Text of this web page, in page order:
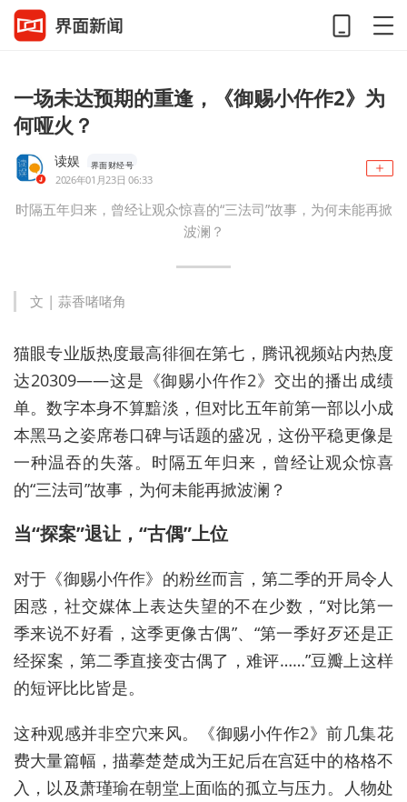
一场未达预期的重逢，《御赐小仵作2》为
何哑火？
读娱 界面财经号
2026年01月23日 06:33
时隔五年归来，曾经让观众惊喜的“三法司”故事，为何未能再掀
波澜？
文 | 蒜香啫啫角
猫眼专业版热度最高徘徊在第七，腾讯视频站内热度
达20309——这是《御赐小仵作2》交出的播出成绩
单。数字本身不算黯淡，但对比五年前第一部以小成
本黑马之姿席卷口碑与话题的盛况，这份平稳更像是
一种温吞的失落。时隔五年归来，曾经让观众惊喜
的“三法司”故事，为何未能再掀波澜？
当“探案”退让，“古偶”上位
对于《御赐小仵作》的粉丝而言，第二季的开局令人
困惑，社交媒体上表达失望的不在少数，“对比第一
季来说不好看，这季更像古偶”、“第一季好歹还是正
经探案，第二季直接变古偶了，难评……”豆瓣上这样
的短评比比皆是。
这种观感并非空穴来风。《御赐小仵作2》前几集花
费大量篇幅，描摹楚楚成为王妃后在宫廷中的格格不
入，以及萧瑾瑜在朝堂上面临的孤立与压力。人物处